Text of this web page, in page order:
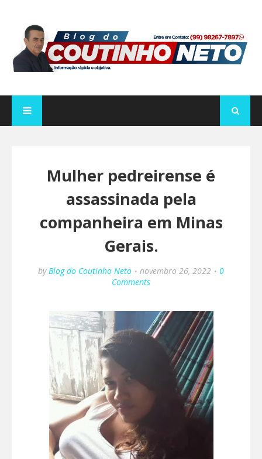
Mulher pedreirense é
assassinada pela
companheira em Minas
Gerais.
by Blog do Coutinho Neto novembro 26, 2022
0
Comments